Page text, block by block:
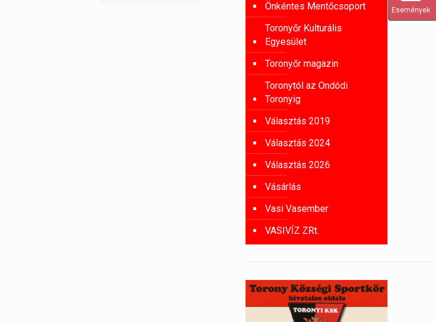
Önkéntes Mentőcsoport
Toronyőr Kulturális
Egyesület
Toronyőr magazin
Toronytól az Ondódi
Toronyig
Választás 2019
Választás 2024
Választás 2026
Vásárlás
Vasi Vasember
VASIVÍZ ZRt.
Események